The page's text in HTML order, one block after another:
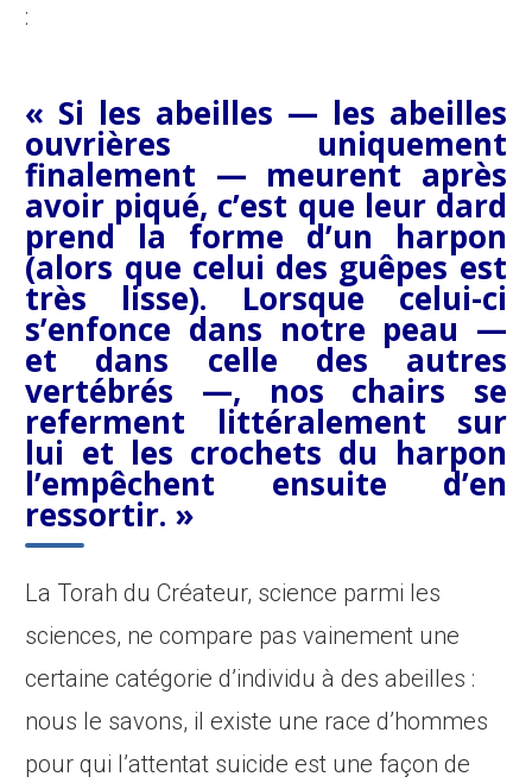
:
« Si les abeilles — les abeilles
ouvrières uniquement
finalement — meurent après
avoir piqué, c’est que leur dard
prend la forme d’un harpon
(alors que celui des guêpes est
très lisse). Lorsque celui-ci
s’enfonce dans notre peau —
et dans celle des autres
vertébrés —, nos chairs se
referment littéralement sur
lui et les crochets du harpon
l’empêchent ensuite d’en
ressortir. »
La Torah du Créateur, science parmi les
sciences, ne compare pas vainement une
certaine catégorie d’individu à des abeilles :
nous le savons, il existe une race d’hommes
pour qui l’attentat suicide est une façon de